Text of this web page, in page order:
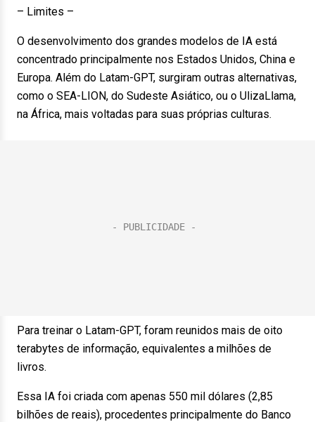
– Limites –
O desenvolvimento dos grandes modelos de IA está
concentrado principalmente nos Estados Unidos, China e
Europa. Além do Latam-GPT, surgiram outras alternativas,
como o SEA-LION, do Sudeste Asiático, ou o UlizaLlama,
na África, mais voltadas para suas próprias culturas.
Para treinar o Latam-GPT, foram reunidos mais de oito
terabytes de informação, equivalentes a milhões de
livros.
Essa IA foi criada com apenas 550 mil dólares (2,85
bilhões de reais), procedentes principalmente do Banco